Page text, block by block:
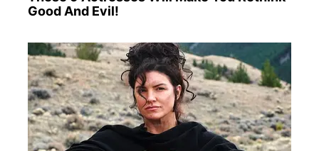
Good And Evil!